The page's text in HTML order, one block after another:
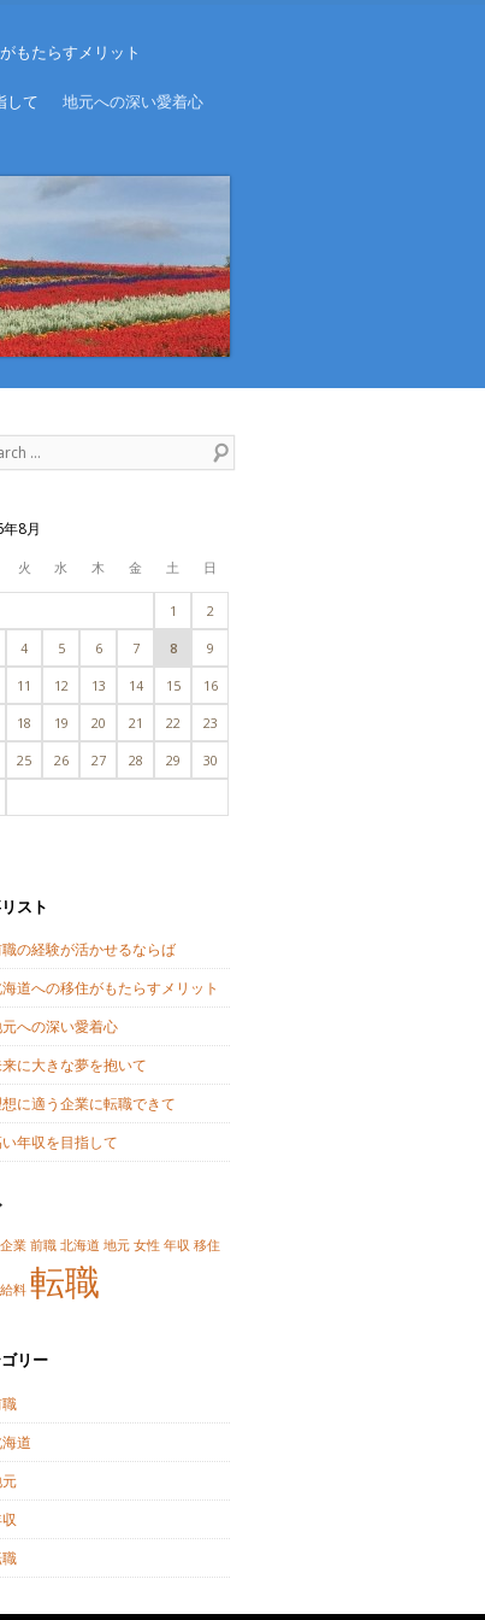
もたらすメリット
して 地元への深い愛着心
8月
火 水 木 金 土 日
1 2
4 5 6 7 8 9
11 12 13 14 15 16
18 19 20 21 22 23
25 26 27 28 29 30
スト
の経験が活かせるならば
道への移住がもたらすメリット
への深い愛着心
に大きな夢を抱いて
に適う企業に転職できて
年収を目指して
企業 前職 北海道 地元 女性 年収 移住
給料 転職
リー
道